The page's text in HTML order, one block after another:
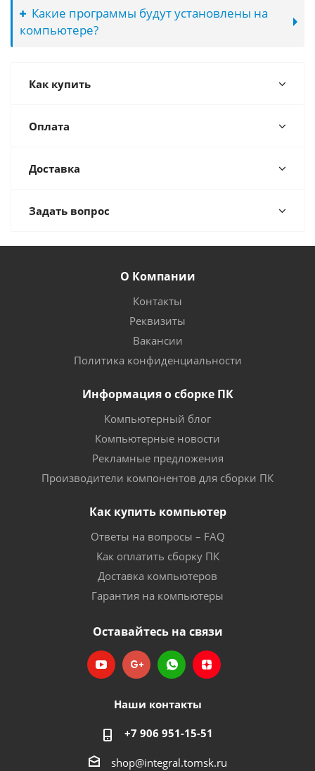
Какие программы будут установлены на
компьютере?
Как купить
Оплата
Доставка
Задать вопрос
О Компании
Контакты
Реквизиты
Вакансии
Политика конфиденциальности
Информация о сборке ПК
Компьютерный блог
Компьютерные новости
Рекламные предложения
Производители компонентов для сборки ПК
Как купить компьютер
Ответы на вопросы – FAQ
Как оплатить сборку ПК
Доставка компьютеров
Гарантия на компьютеры
Оставайтесь на связи
Наши контакты
+7 906 951-15-51
shop@integral.tomsk.ru